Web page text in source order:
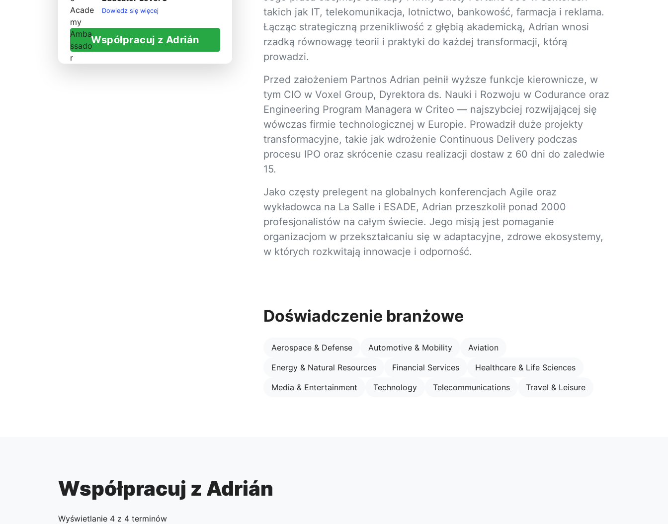
Dowiedz się więcej
Współpracuj z Adrián
takich jak IT, telekomunikacja, lotnictwo, bankowość, farmacja i reklama.
Łącząc strategiczną przenikliwość z głębią akademicką, Adrian wnosi
rzadką równowagę teorii i praktyki do każdej transformacji, którą
prowadzi.
Przed założeniem Partnos Adrian pełnił wyższe funkcje kierownicze, w
tym CIO w Voxel Group, Dyrektora ds. Nauki i Rozwoju w Codurance oraz
Engineering Program Managera w Criteo — najszybciej rozwijającej się
wówczas firmie technologicznej w Europie. Prowadził duże projekty
transformacyjne, takie jak wdrożenie Continuous Delivery podczas
procesu IPO oraz skrócenie czasu realizacji dostaw z 60 dni do zaledwie
15.
Jako częsty prelegent na globalnych konferencjach Agile oraz
wykładowca na La Salle i ESADE, Adrian przeszkolił ponad 2000
profesjonalistów na całym świecie. Jego misją jest pomaganie
organizacjom w przekształcaniu się w adaptacyjne, zdrowe ekosystemy,
w których rozkwitają innowacje i odporność.
Doświadczenie branżowe
Aerospace & Defense Automotive & Mobility
Aviation
Energy & Natural Resources
Financial Services
Healthcare & Life Sciences
Media & Entertainment
Technology Telecommunications Travel & Leisure
Współpracuj z Adrián
Wyświetlanie 4 z 4 terminów